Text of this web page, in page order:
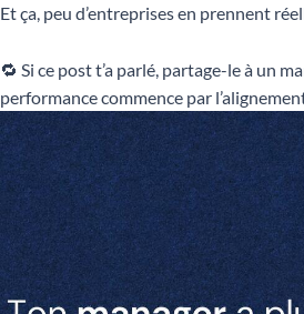
Et ça, peu d’entreprises en prennent
🔁 Si ce post t’a parlé, partage-le à un
performance commence par